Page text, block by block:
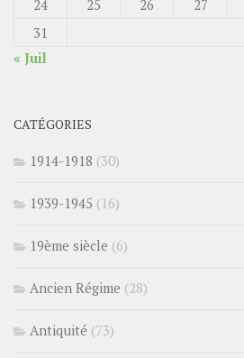
24
25 26 27
31
« Juil
CATÉGORIES
1914-1918 (30)
1939-1945 (16)
19ème siècle (6)
Ancien Régime (28)
Antiquité (73)